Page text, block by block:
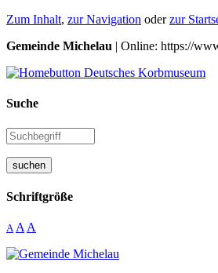
Zum Inhalt, zur Navigation oderzur
Gemeinde Michelau | Online: https://
Suche
suchen
Schriftgröße
A A A